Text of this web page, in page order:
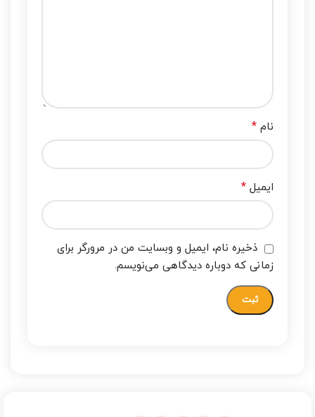
نام *
ایمیل *
ذخیره نام، ایمیل و وبسایت من در مرورگر برای
زمانی که دوباره دیدگاهی می‌نویسم.